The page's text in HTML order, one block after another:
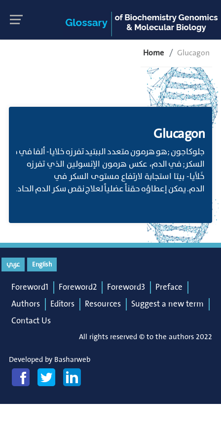
Home Glucagon
Glucagon
جلوكاجون ;هو هرمون متعدد الببتيد تفرزه خلايا- ألفا في جزر
السكر; في الدم، عكس هرمون الإنسولين الذي تفرزه
خَلاَيا- بيتا استجابة لارتفاع مستوى السكر في
الدم. يمكن إعطاؤه حقناً عضلياً لعلاج نقص سكر الدم الحاد.
English عربي
Foreword1 Foreword2 Foreword3
Preface
Authors
Editors Resources
Suggest a new term
Contact Us
All rights reserved © to the authors 2022
Developed by Basharweb